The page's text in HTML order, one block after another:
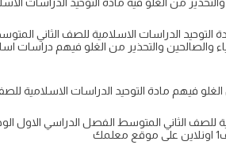
الدراسات الاسلامية للصف الثاني
الثاني المتوسط الفصل الدراسي الاول